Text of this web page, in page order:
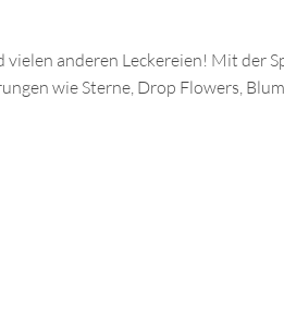
anderen Leckereien! Mit der
wie Sterne, Drop Flowers,